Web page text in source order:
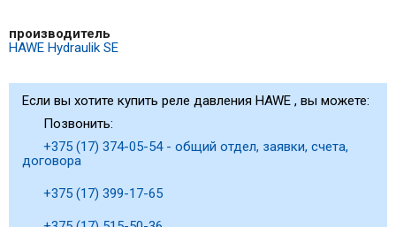
производитель
HAWE Hydraulik SE
Если вы хотите купить реле давления HAWE , вы можете:
Позвонить:
+375 (17) 374-05-54 - общий отдел, заявки, счета,
договора
+375 (17) 399-17-65